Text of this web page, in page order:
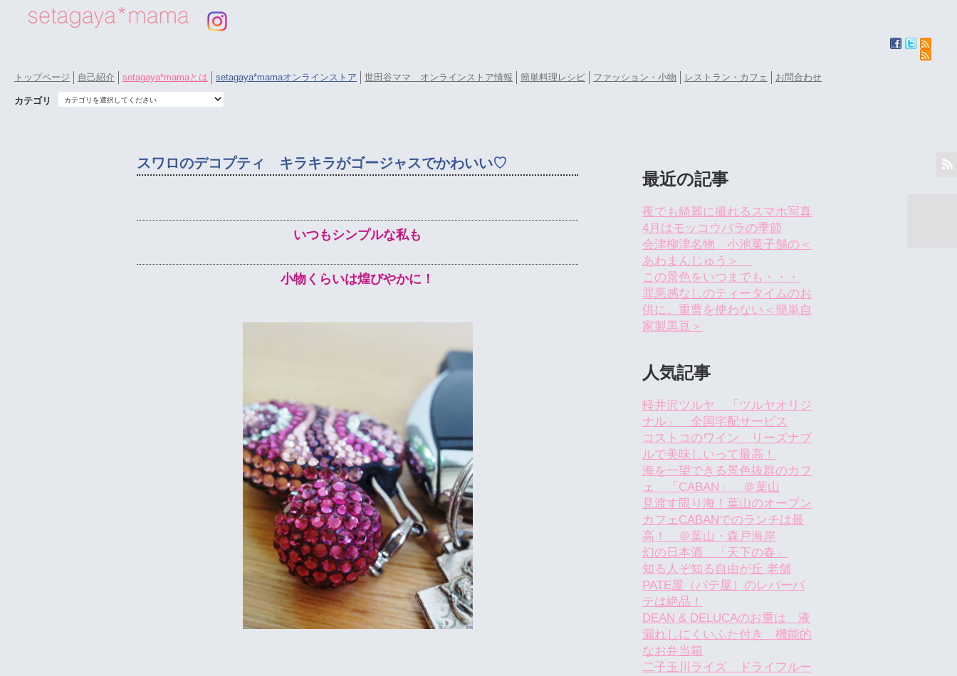
トップページ 自己紹介 setagaya*mamaとは setagaya*mamaオンラインストア 世田谷ママ オンラインストア情報 簡単料理レシピ ファッション・小物 レストラン・カフェ お問合わせ
カテゴリ
スワロのデコプティ キラキラがゴージャスでかわいい♡
いつもシンプルな私も
小物くらいは煌びやかに！
最近の記事
夜でも綺麗に撮れるスマホ写真
4月はモッコウバラの季節
会津柳津名物 小池菓子舗の＜
あわまんじゅう＞
この景色をいつまでも・・・
罪悪感なしのティータイムのお
供に。重曹を使わない＜簡単自
家製黒豆＞
人気記事
軽井沢ツルヤ 「ツルヤオリジ
ナル」 全国宅配サービス
コストコのワイン リーズナブ
ルで美味しいって最高！
海を一望できる景色抜群のカフ
ェ 「CABAN」 ＠葉山
見渡す限り海！葉山のオープン
カフェCABANでのランチは最
高！ ＠葉山・森戸海岸
幻の日本酒 「天下の春」
知る人ぞ知る自由が丘 老舗
PATE屋（パテ屋）のレバーパ
テは絶品！
DEAN & DELUCAのお重は 液
漏れしにくいふた付き 機能的
なお弁当箱
二子玉川ライズ ドライフルー